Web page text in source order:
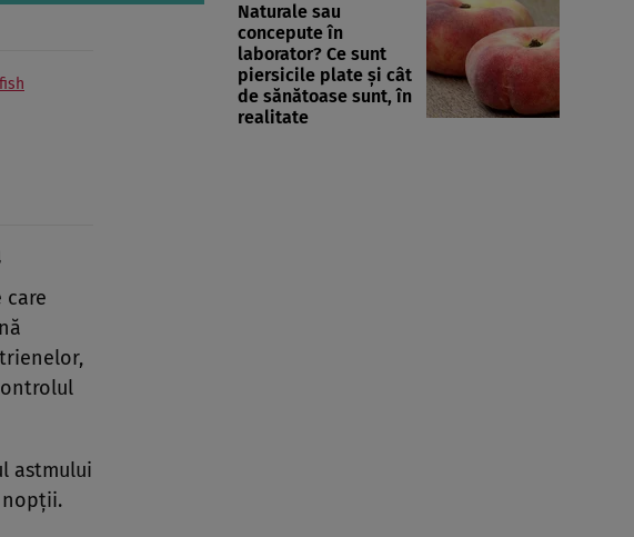
astmului
nopţii.
Naturale sau
concepute în
laborator? Ce sunt
piersicile plate și cât
de sănătoase sunt, în
realitate